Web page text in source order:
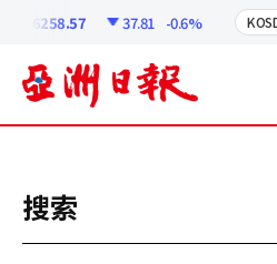
6258.57 37.81 -0.6%
搜索